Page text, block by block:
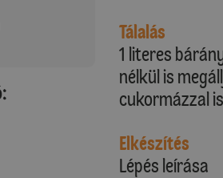
Tálalás
1 literes
nélkül is
cukormázzal
Elkészítés
Lépés leírása